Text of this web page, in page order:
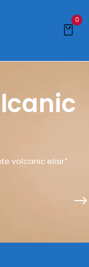
0
volcanic elixir”